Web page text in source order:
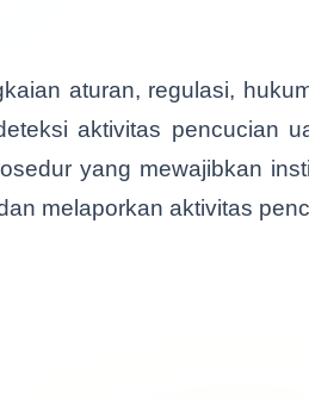
aturan, regulasi,
aktivitas pencucian
yang mewajibkan
melaporkan aktivitas